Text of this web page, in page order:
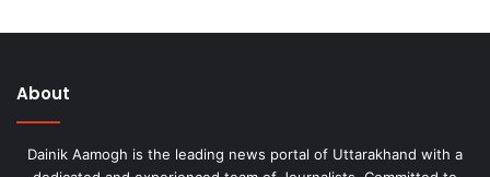
About
Dainik Aamogh is the leading news portal of Uttarakhand with a